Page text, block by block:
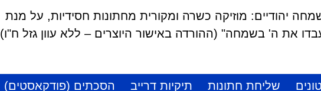
יהודיים: מוזיקה כשרה ומקורית מחתונות חסידיות, על מנת
את ה' בשמחה" (ההורדה באישור היוצרים – ללא עוון גזל ח"ו)
שליחת חתונות תיקיות דרייב הסכתים (פודקאסטים)